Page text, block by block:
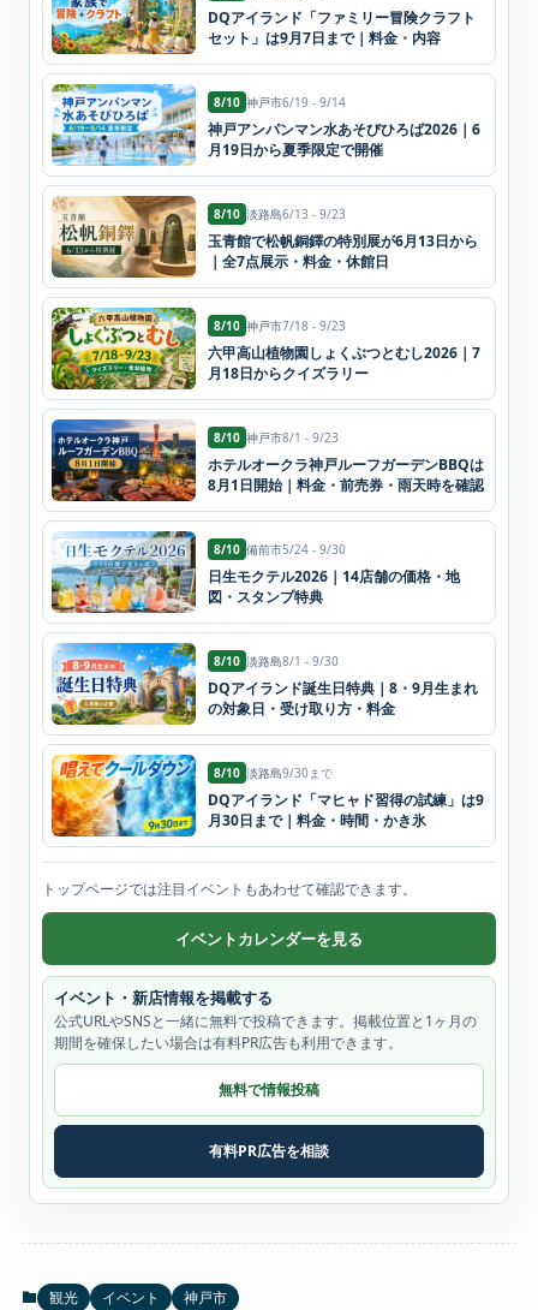
DQアイランド「ファミリー冒険クラフト
セット」は9月7日まで｜料金・内容
8/10 神戸市6/19 - 9/14
神戸アンパンマン水あそびひろば2026｜6
月19日から夏季限定で開催
8/10 淡路島6/13 - 9/23
玉青館で松帆銅鐸の特別展が6月13日から
｜全7点展示・料金・休館日
8/10 神戸市7/18 - 9/23
六甲高山植物園しょくぶつとむし2026｜7
月18日からクイズラリー
8/10 神戸市8/1 - 9/23
ホテルオークラ神戸ルーフガーデンBBQは
8月1日開始｜料金・前売券・雨天時を確認
8/10 備前市5/24 - 9/30
日生モクテル2026｜14店舗の価格・地
図・スタンプ特典
8/10 淡路島8/1 - 9/30
DQアイランド誕生日特典｜8・9月生まれ
の対象日・受け取り方・料金
8/10 淡路島9/30まで
DQアイランド「マヒャド習得の試練」は9
月30日まで｜料金・時間・かき氷
トップページでは注目イベントもあわせて確認できます。
イベントカレンダーを見る
イベント・新店情報を掲載する
公式URLやSNSと一緒に無料で投稿できます。掲載位置と1ヶ月の
期間を確保したい場合は有料PR広告も利用できます。
無料で情報投稿
有料PR広告を相談
観光 イベント 神戸市